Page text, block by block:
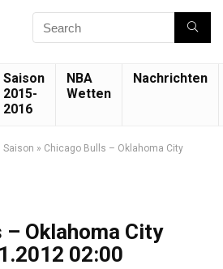
Saison
2015-
2016
NBA
Wetten
Nachrichten
Saison » Chicago Bulls – Oklahoma City
Oklahoma City
02:00